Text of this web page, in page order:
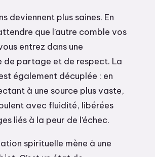
deviennent plus saines. En
que l’autre comble vos
entrez dans une
de partage et de respect. La
également décuplée : en
à une source plus vaste,
avec fluidité, libérées
liés à la peur de l’échec.
spirituelle mène à une